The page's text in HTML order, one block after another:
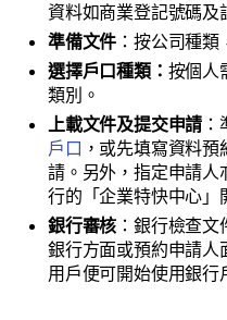
資料如商業登記號碼及
準備文件 ：按公司種
選擇戶口種類： 按個人
類別。
上載文件及提交申請
戶口 ，或先填寫資料
請。另外，指定申請人
行的「企業特快中心」
銀行審核 ：銀行檢查
銀行方面或預約申請人
用戶便可開始使用銀行